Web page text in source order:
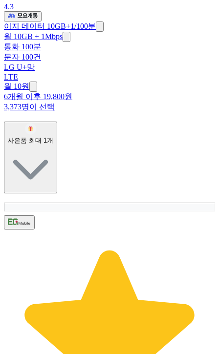
4.3
이지 데이터 10GB+1/100분
월 10GB + 1Mbps
통화 100분
문자 100건
LG U+망
LTE
월 10원
6개월 이후 19,800원
3,373명이 선택
사은품 최대 1 개